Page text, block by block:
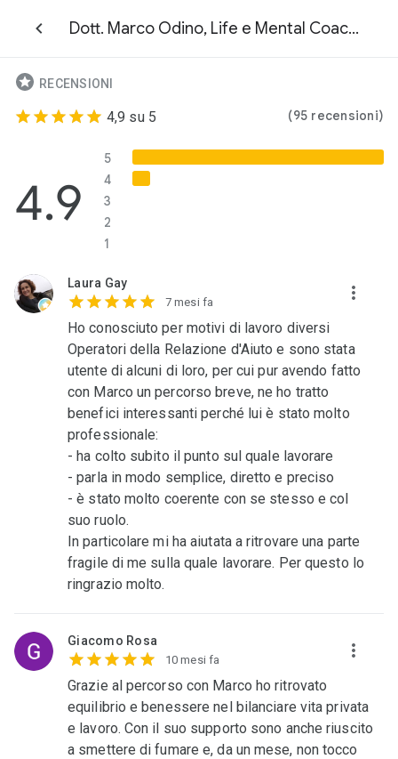
Dott. Marco Odino, Life e Mental Coach, Counselor, Sociologo
RECENSIONI
4,9 su 5 (95 recensioni)
4.9
5
4
3
2
1
Laura Gay
7 mesi fa
Ho conosciuto per motivi di lavoro diversi
Operatori della Relazione d'Aiuto e sono stata
utente di alcuni di loro, per cui pur avendo fatto
con Marco un percorso breve, ne ho tratto
benefici interessanti perché lui è stato molto
professionale:
- ha colto subito il punto sul quale lavorare
- parla in modo semplice, diretto e preciso
- è stato molto coerente con se stesso e col
suo ruolo.
In particolare mi ha aiutata a ritrovare una parte
fragile di me sulla quale lavorare. Per questo lo
ringrazio molto.
Giacomo Rosa
10 mesi fa
Grazie al percorso con Marco ho ritrovato
equilibrio e benessere nel bilanciare vita privata
e lavoro. Con il suo supporto sono anche riuscito
a smettere di fumare e, da un mese, non tocco